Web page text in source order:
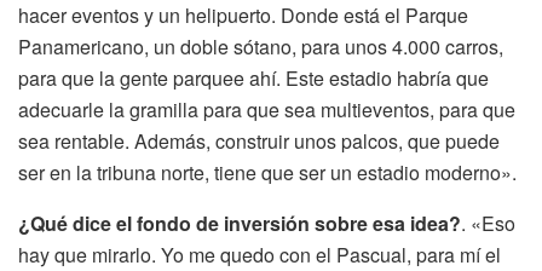
hacer eventos y un helipuerto. Donde está el Parque
Panamericano, un doble sótano, para unos 4.000 carros,
para que la gente parquee ahí. Este estadio habría que
adecuarle la gramilla para que sea multieventos, para que
sea rentable. Además, construir unos palcos, que puede
ser en la tribuna norte, tiene que ser un estadio moderno».
¿Qué dice el fondo de inversión sobre esa idea?. «Eso
hay que mirarlo. Yo me quedo con el Pascual, para mí el